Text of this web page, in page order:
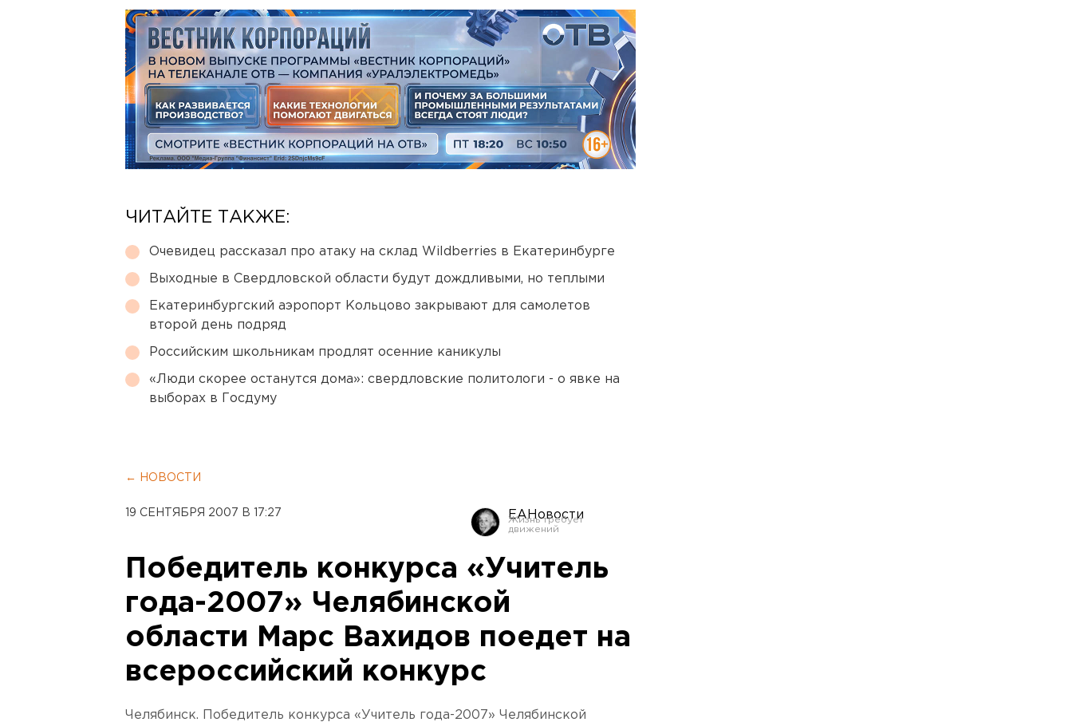
ЧИТАЙТЕ ТАКЖЕ:
Очевидец рассказал про атаку на склад Wildberries в Екатеринбурге
Выходные в Свердловской области будут дождливыми, но теплыми
Екатеринбургский аэропорт Кольцово закрывают для самолетов
второй день подряд
Российским школьникам продлят осенние каникулы
«Люди скорее останутся дома»: свердловские политологи - о явке на
выборах в Госдуму
← НОВОСТИ
19 СЕНТЯБРЯ 2007 В 17:27 ЕАНовости
Победитель конкурса «Учитель
года-2007» Челябинской
области Марс Вахидов поедет на
всероссийский конкурс
Челябинск. Победитель конкурса «Учитель года-2007» Челябинской